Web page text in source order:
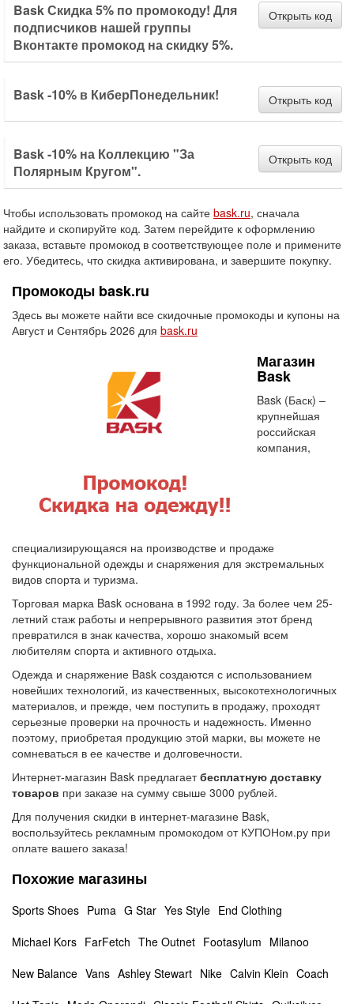
Bask Скидка 5% по промокоду! Для
подписчиков нашей группы
Вконтакте промокод на скидку 5%.
Открыть код
Bask -10% в КиберПонедельник! Открыть код
Bask -10% на Коллекцию "За
Полярным Кругом".
Открыть код
Чтобы использовать промокод на сайте bask.ru, сначала
найдите и скопируйте код. Затем перейдите к оформлению
заказа, вставьте промокод в соответствующее поле и примените
его. Убедитесь, что скидка активирована, и завершите покупку.
Промокоды bask.ru
Здесь вы можете найти все скидочные промокоды и купоны на
Август и Сентябрь 2026 для bask.ru
Магазин
Bask
Bask (Баск) –
крупнейшая
российская
компания,
специализирующаяся на производстве и продаже
функциональной одежды и снаряжения для экстремальных
видов спорта и туризма.
Торговая марка Bask основана в 1992 году. За более чем 25-
летний стаж работы и непрерывного развития этот бренд
превратился в знак качества, хорошо знакомый всем
любителям спорта и активного отдыха.
Одежда и снаряжение Bask создаются с использованием
новейших технологий, из качественных, высокотехнологичных
материалов, и прежде, чем поступить в продажу, проходят
серьезные проверки на прочность и надежность. Именно
поэтому, приобретая продукцию этой марки, вы можете не
сомневаться в ее качестве и долговечности.
Интернет-магазин Bask предлагаетбесплатную доставку
товаров при заказе на сумму свыше 3000 рублей.
Для получения скидки в интернет-магазине Bask,
воспользуйтесь рекламным промокодом от КУПОНом.ру при
оплате вашего заказа!
Похожие магазины
Sports Shoes Puma G Star Yes Style End Clothing
Michael Kors FarFetch The Outnet Footasylum Milanoo
New Balance Vans Ashley Stewart Nike Calvin Klein Coach